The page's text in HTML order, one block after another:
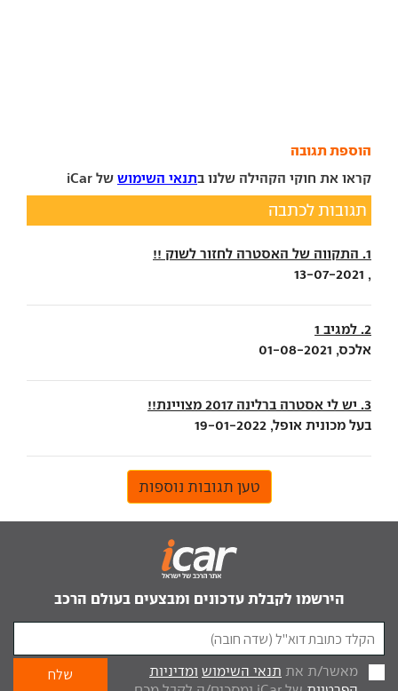
הוספת תגובה
קראו את חוקי הקהילה שלנו בתנאי השימוש של iCar
תגובות לכתבה
1. התקווה של האסטרה לחזור לשוק !!
, 13-07-2021
2. למגיב 1
אלכס, 01-08-2021
3. יש לי אסטרה ברלינה 2017 מצויינת!!
בעל מכונית אופל, 19-01-2022
טען תגובות נוספות
הירשמו לקבלת עדכונים ומבצעים בעולם הרכב
מאשר/ת את תנאי השימוש ומדיניות